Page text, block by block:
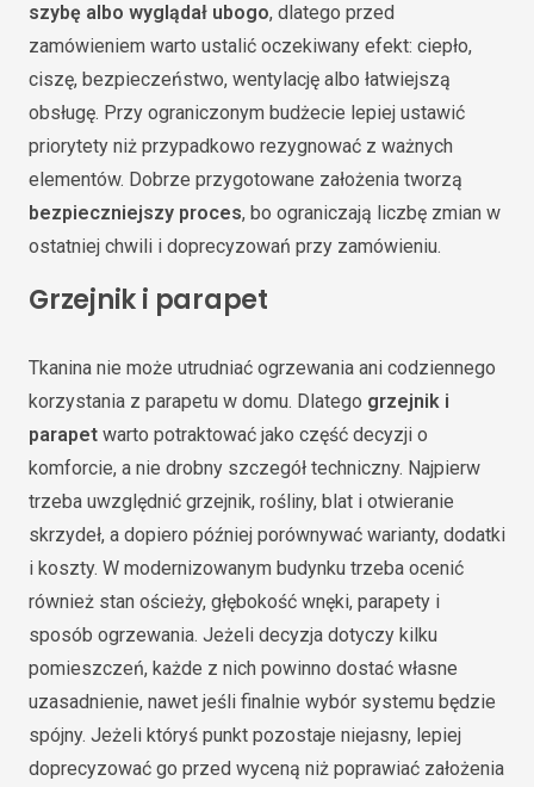
szybę albo wyglądał ubogo, dlatego przed
zamówieniem warto ustalić oczekiwany efekt: ciepło,
ciszę, bezpieczeństwo, wentylację albo łatwiejszą
obsługę. Przy ograniczonym budżecie lepiej ustawić
priorytety niż przypadkowo rezygnować z ważnych
elementów. Dobrze przygotowane założenia tworzą
bezpieczniejszy proces, bo ograniczają liczbę zmian w
ostatniej chwili i doprecyzowań przy zamówieniu.
Grzejnik i parapet
Tkanina nie może utrudniać ogrzewania ani codziennego
korzystania z parapetu w domu. Dlatego grzejnik i
parapet warto potraktować jako część decyzji o
komforcie, a nie drobny szczegół techniczny. Najpierw
trzeba uwzględnić grzejnik, rośliny, blat i otwieranie
skrzydeł, a dopiero później porównywać warianty, dodatki
i koszty. W modernizowanym budynku trzeba ocenić
również stan ościeży, głębokość wnęki, parapety i
sposób ogrzewania. Jeżeli decyzja dotyczy kilku
pomieszczeń, każde z nich powinno dostać własne
uzasadnienie, nawet jeśli finalnie wybór systemu będzie
spójny. Jeżeli któryś punkt pozostaje niejasny, lepiej
doprecyzować go przed wyceną niż poprawiać założenia